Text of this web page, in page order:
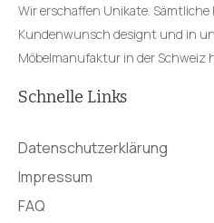
Wir erschaffen Unikate. Sämtliche
Kundenwunsch designt und in
Möbelmanufaktur in der Schweiz
Schnelle Links
Datenschutzerklärung
Impressum
FAQ